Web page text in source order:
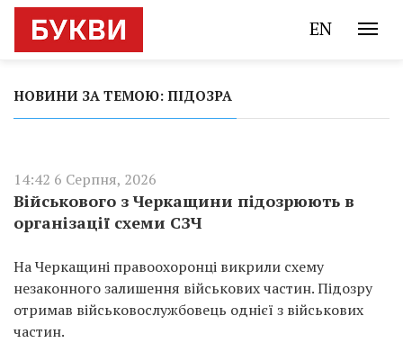
EN
НОВИНИ ЗА ТЕМОЮ: ПІДОЗРА
14:42 6 Серпня, 2026
Військового з Черкащини підозрюють в
організації схеми СЗЧ
На Черкащині правоохоронці викрили схему
незаконного залишення військових частин. Підозру
отримав військовослужбовець однієї з військових
частин.